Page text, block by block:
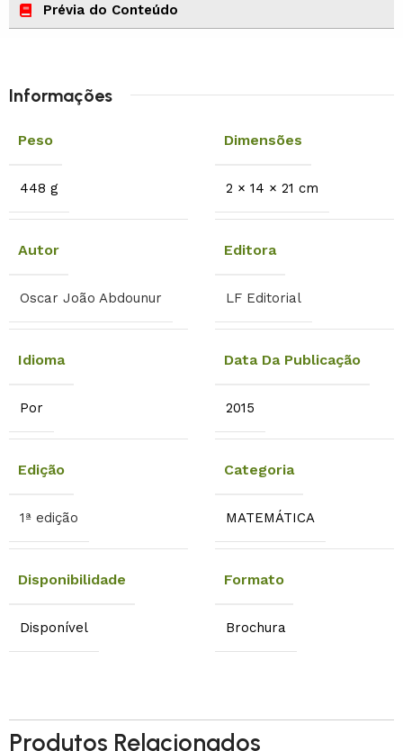
Prévia do Conteúdo
Informações
Peso
448 g
Dimensões
2 × 14 × 21 cm
Autor
Oscar João Abdounur
Editora
LF Editorial
Idioma
Por
Data Da Publicação
2015
Edição
1ª edição
Categoria
MATEMÁTICA
Disponibilidade
Disponível
Formato
Brochura
Produtos Relacionados